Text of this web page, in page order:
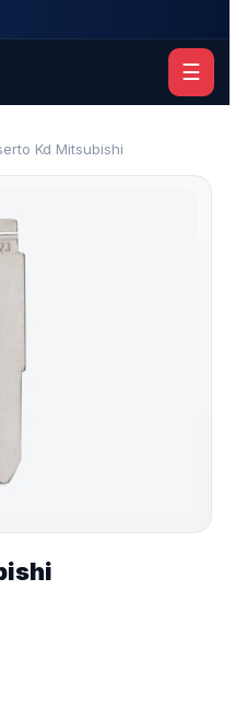
☰
Kd Mitsubishi